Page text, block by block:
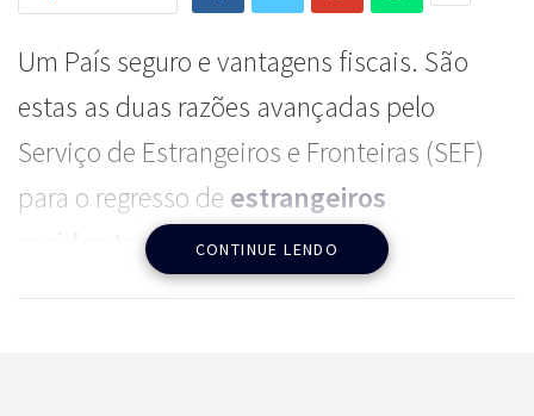
Um País seguro e vantagens fiscais. São
estas as duas razões avançadas pelo
Serviço de Estrangeiros e Fronteiras (SEF)
para o regresso de estrangeiros
residentes em Portugal.
Desde 2010, o serviço vinha a registar uma
CONTINUE LENDO